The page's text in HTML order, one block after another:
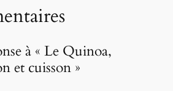
à « Le Quinoa,
et cuisson »